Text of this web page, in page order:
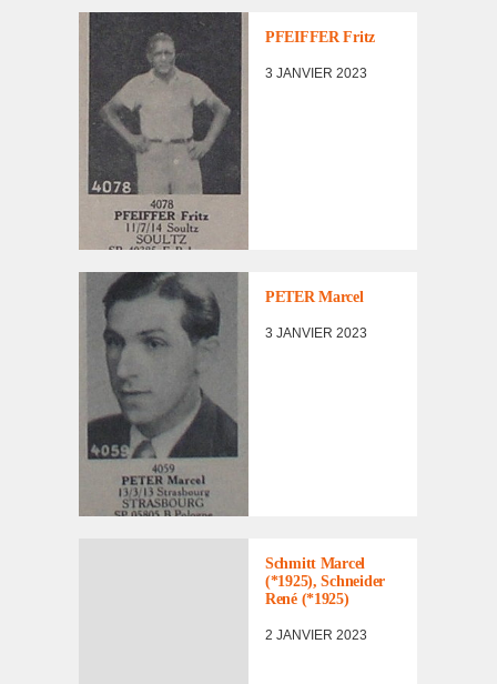
PFEIFFER Fritz
3 JANVIER 2023
LISTE DES NON
RENTRÉS
PETER Marcel
3 JANVIER 2023
Schmitt Marcel
(*1925), Schnei­der
René (*1925)
2 JANVIER 2023